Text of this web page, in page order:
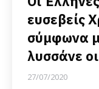
ευσεβείς
σύμφωνα
λυσσάνε
27/07/2020